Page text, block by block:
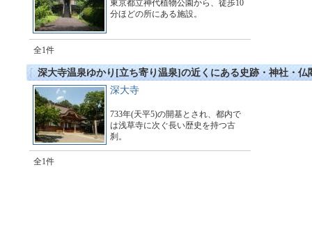
東京都立神代植物公園から、徒歩10
分ほどの所にある施設。
全1件
深大寺温泉ゆかり[立ち寄り温泉]の近くにある史跡・神社・仏
深大寺
733年(天平5)の開基とされ、都内で
は浅草寺に次ぐ長い歴史を持つ古
刹。
全1件